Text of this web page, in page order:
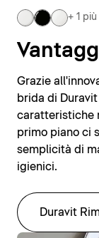
+ 1 più
Grazie
brida di
caratteristiche
primo piano ci
semplicità di
igienici.
Duravit